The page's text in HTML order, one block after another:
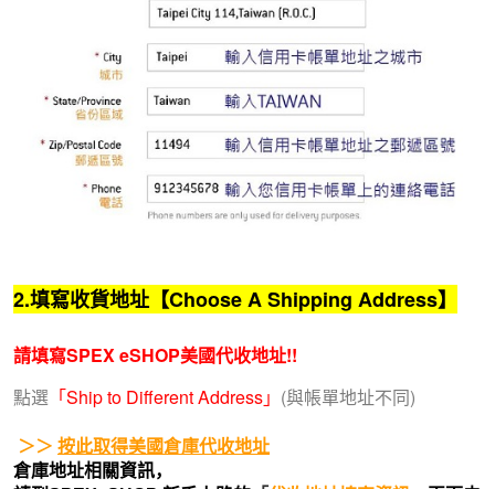
2.填寫收貨地址【Choose A Shipping Address】
請填寫SPEX eSHOP美國代收地址!!
點選 「Ship to Different Address」 (與帳單地址不同)
＞＞ 按此取得美國倉庫代收地址
倉庫地址相關資訊，